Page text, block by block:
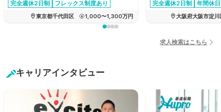
め報酬水準も高く、同時に、リモートワークや
ね備えているため、キャリアとプライベートを
完全週休2日制
フレックス制度あり
育休・産休実績あり
管理職・マネージャー
年間休日120日以上
東京都千代田区 1,000〜1,300万円
産！新製品の企画から商
メーカーの求人です。
完全週休2日制
年間休
経験者優遇
家賃補助あ
大阪府大阪市淀川
求人検索はこちら
キャリアインタビュー